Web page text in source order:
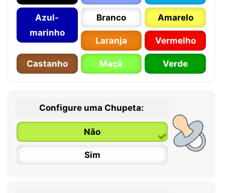
Azul-
marinho
Branco Amarelo
Laranja Vermelho
Castanho Maçã Verde
Configure uma Chupeta:
Não
Sim